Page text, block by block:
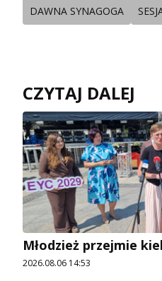
DAWNA SYNAGOGA
CZYTAJ DALEJ
Młodzież przejmie
2026.08.06 14:53